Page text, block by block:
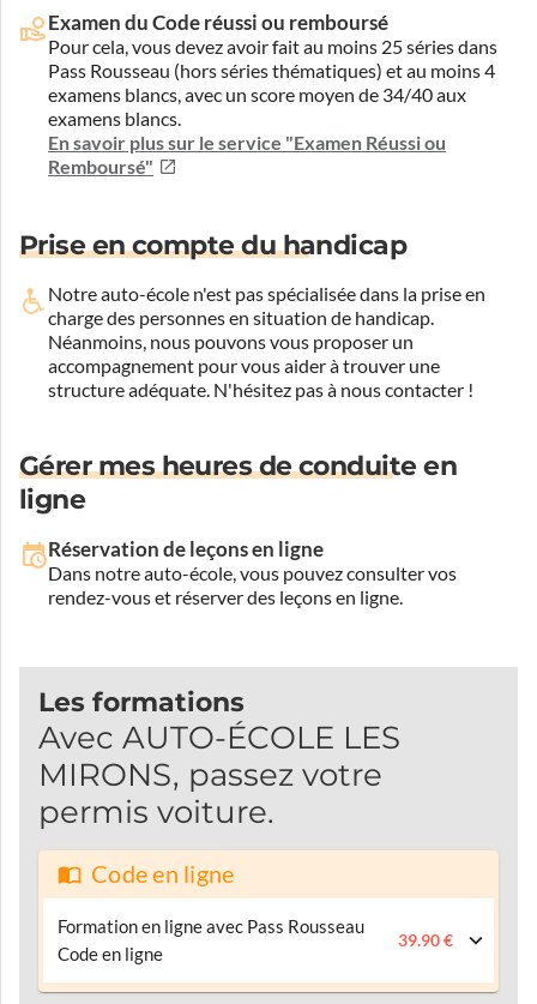
Examen du Code réussi ou remboursé
Pour cela, vous devez avoir fait au moins 25 séries dans
Pass Rousseau (hors séries thématiques) et au moins 4
examens blancs, avec un score moyen de 34/40 aux
examens blancs.
En savoir plus sur le service "Examen Réussi ou
Remboursé"
Prise en compte du handicap
Notre auto-école n'est pas spécialisée dans la prise en
charge des personnes en situation de handicap.
Néanmoins, nous pouvons vous proposer un
accompagnement pour vous aider à trouver une
structure adéquate. N'hésitez pas à nous contacter !
Gérer mes heures de conduite en
ligne
Réservation de leçons en ligne
Dans notre auto-école, vous pouvez consulter vos
rendez-vous et réserver des leçons en ligne.
Les formations
Avec AUTO-ÉCOLE LES
MIRONS, passez votre
permis voiture.
Code en ligne
Formation en ligne avec Pass Rousseau
Code en ligne
39.90 €